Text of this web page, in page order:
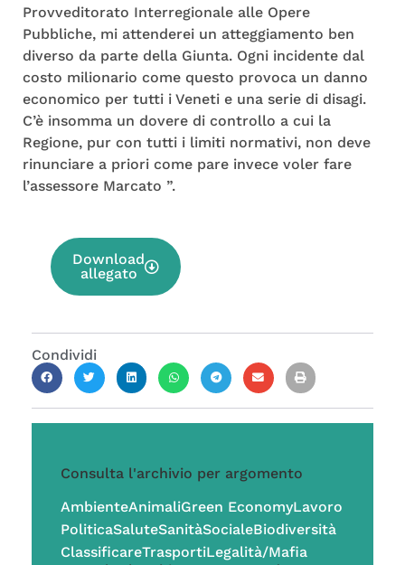
Provveditorato Interregionale alle Opere
Pubbliche, mi attenderei un atteggiamento ben
diverso da parte della Giunta. Ogni incidente dal
costo milionario come questo provoca un danno
economico per tutti i Veneti e una serie di disagi.
C’è insomma un dovere di controllo a cui la
Regione, pur con tutti i limiti normativi, non deve
rinunciare a priori come pare invece voler fare
l’assessore Marcato ”.
Download
allegato
Condividi
Consulta l'archivio per argomento
AmbienteAnimaliGreen EconomyLavoro
PoliticaSaluteSanitàSocialeBiodiversità
ClassificareTrasportiLegalità/Mafia